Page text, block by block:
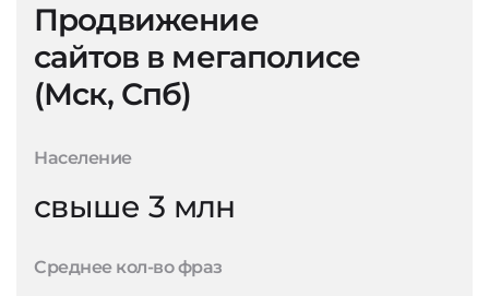
Продвижение
сайтов в мегаполисе
(Мск, Спб)
Население
свыше 3 млн
Среднее кол-во фраз